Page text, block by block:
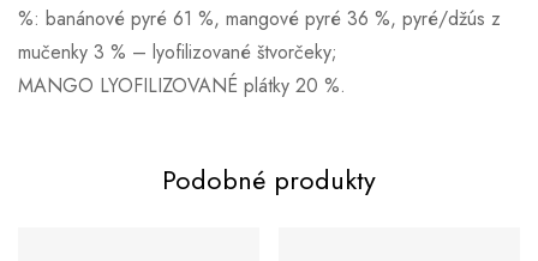
%: banánové pyré 61 %, mangové pyré 36 %, pyré/džús z
mučenky 3 % – lyofilizované štvorčeky;
MANGO LYOFILIZOVANÉ plátky 20 %.
Podobné produkty